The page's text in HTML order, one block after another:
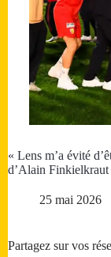
« Lens m’a évité
d’Alain
25 mai 2026
Partagez sur vos